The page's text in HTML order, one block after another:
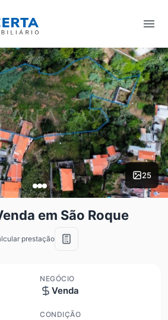
25
em São Roque
prestação
NEGÓCIO
Venda
CONDIÇÃO